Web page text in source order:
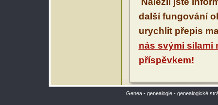
další fungování
urychlit přepis
nás svými silami
příspěvkem!
Genea - genealogie - genealogické